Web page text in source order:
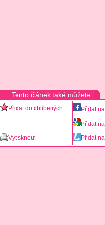
Tento článek také můžete
Přidat do oblíbených Přidat na
Přidat na
Vytisknout
Přidat na